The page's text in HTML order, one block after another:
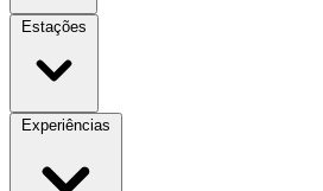
Estações
Experiências